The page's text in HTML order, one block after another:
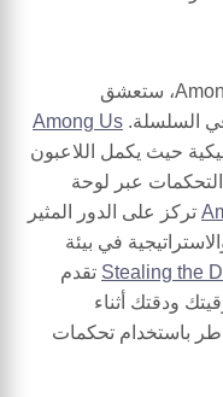
إذا كنت تستمتع بـ Among Us: Toilet Paper، ستعشق
السلسلة. Among Us
حيث يكمل اللاعبون
التحكمات عبر لوحة
تركز على الدور المثير
في بيئة
Stealing the تقدم
ودقتك أثناء
باستخدام تحكمات